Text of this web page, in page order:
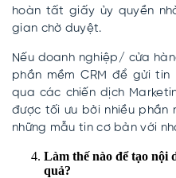
hoàn tất giấy ủy quyền
gian chờ duyệt.
Nếu doanh nghiệp/ cửa
phần mềm CRM để gửi tin
qua các chiến dịch
được tối ưu bởi nhiều phần
những mẫu tin cơ bản với
Làm thế nào để tạo nội
quả?